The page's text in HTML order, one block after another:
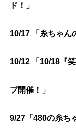
ド！ 」
10/17 「糸ちゃん
10/12 「10/18『
プ開催！」
9/27「480の糸ち